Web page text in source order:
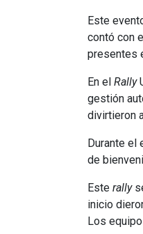
Este
contó con
presentes
En el Rally
gestión
divirtieron
Durante el
de
Este rally
inicio
Los